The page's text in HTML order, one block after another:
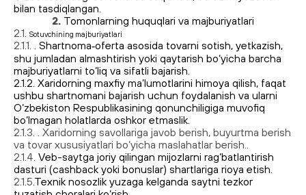
bilan tasdiqlangan.
2. Tomonlarning huquqlari va majburiyatlari
2.1.
Sotuvchining majburiyatlari
2.1.1. . Shartnoma‑oferta asosida tovarni sotish, yetkazish,
shu jumladan almashtirish yoki qaytarish bo‘yicha barcha
majburiyatlarni to‘liq va sifatli bajarish.
2.1.2. Xaridorning maxfiy ma’lumotlarini himoya qilish, faqat
ushbu shartnomani bajarish uchun foydalanish va ularni
O‘zbekiston Respublikasining qonunchiligiga muvofiq
bo‘lmagan holatlarda oshkor etmaslik.
2.1.3. . Xaridorning savollariga javob berish, buyurtma berish
va tovar xususiyatlari bo‘yicha maslahatlar berish..
2.1.4. Veb-saytga joriy qilingan mijozlarni rag‘batlantirish
dasturi (cashback yoki bonuslar) shartlariga rioya etish.
2.1.5. Texnik nosozlik yuzaga kelganda saytni tezkor